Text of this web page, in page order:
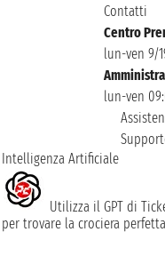
Contatti
Centro
lun-ven 9/
lun-ven
Intelligenza Artificiale
Utilizza il GPT di
per trovare la crociera